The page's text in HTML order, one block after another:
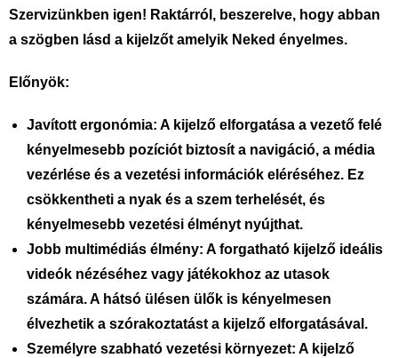
Szervizünkben igen! Raktárról, beszerelve, hogy abban
a szögben lásd a kijelzőt amelyik Neked ényelmes.
Előnyök:
Javított ergonómia: A kijelző elforgatása a vezető felé
kényelmesebb pozíciót biztosít a navigáció, a média
vezérlése és a vezetési információk eléréséhez. Ez
csökkentheti a nyak és a szem terhelését, és
kényelmesebb vezetési élményt nyújthat.
Jobb multimédiás élmény: A forgatható kijelző ideális
videók nézéséhez vagy játékokhoz az utasok
számára. A hátsó ülésen ülők is kényelmesen
élvezhetik a szórakoztatást a kijelző elforgatásával.
Személyre szabható vezetési környezet: A kijelző